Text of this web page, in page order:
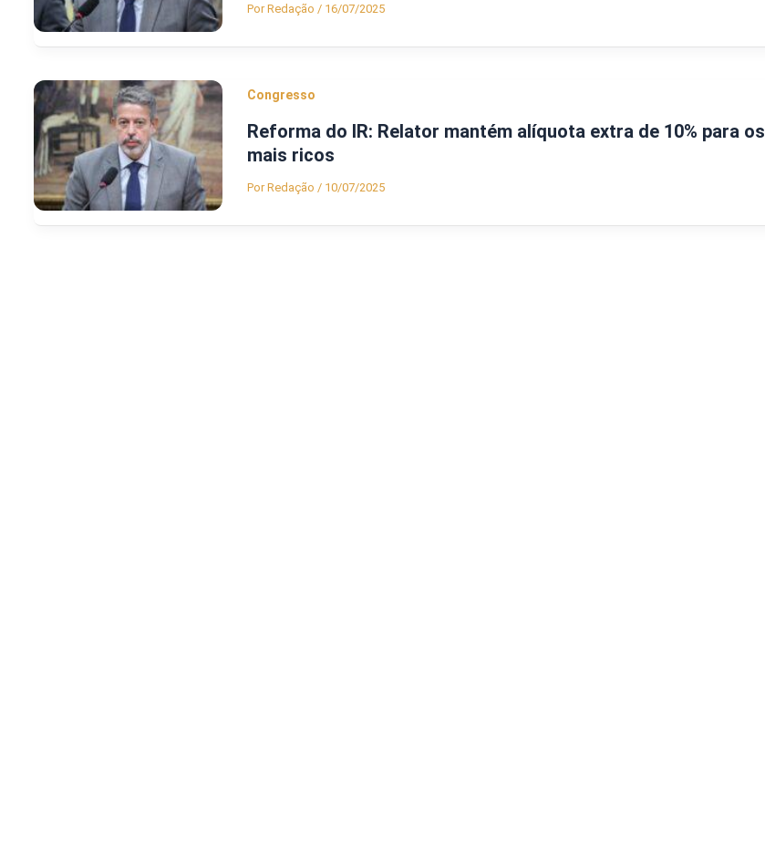
PorRedação / 16/07/2025
Congresso
Reforma do IR: Relator mantém alíquota extra de 10% para os
mais ricos
PorRedação / 10/07/2025